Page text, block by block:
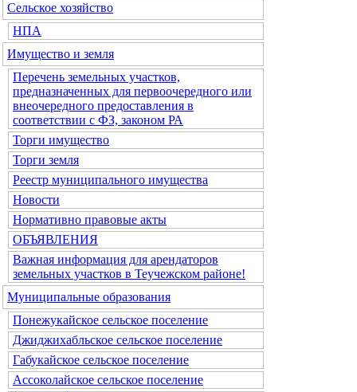
Сельское хозяйство
НПА
Имущество и земля
Перечень земельных участков,
предназначенных для первоочередного или
внеочередного предоставления в
соответствии с ФЗ, законом РА
Торги имущество
Торги земля
Реестр муниципального имущества
Новости
Нормативно правовые акты
ОБЪЯВЛЕНИЯ
Важная информация для арендаторов
земельных участков в Теучежском районе!
Муниципальные образования
Понежукайское сельское поселение
Джиджихабльское сельское поселение
Габукайское сельское поселение
Ассоколайское сельское поселение